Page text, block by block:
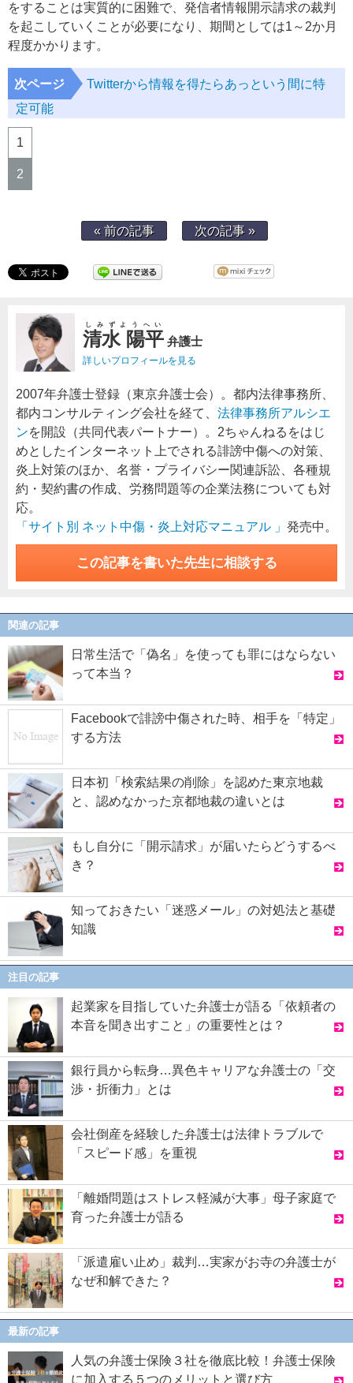
をすることは実質的に困難で、発信者情報開示請求の裁判
を起こしていくことが必要になり、期間としては1～2か月
程度かかります。
次ページ
Twitterから情報を得たらあっという間に特
定可能
1
2
« 前の記事 次の記事 »
清水 陽平
しみずようへい
弁護士
詳しいプロフィールを見る
2007年弁護士登録（東京弁護士会）。都内法律事務所、
都内コンサルティング会社を経て、 法律事務所アルシエ
ンを開設（共同代表パートナー）。2ちゃんねるをはじ
めとしたインターネット上でされる誹謗中傷への対策、
炎上対策のほか、名誉・プライバシー関連訴訟、各種規
約・契約書の作成、労務問題等の企業法務についても対
応。
「サイト別 ネット中傷・炎上対応マニュアル 」 発売中。
この記事を書いた先生に相談する
関連の記事
日常生活で「偽名」を使っても罪にはならない
って本当？
Facebookで誹謗中傷された時、相手を「特定」
する方法
日本初「検索結果の削除」を認めた東京地裁
と、認めなかった京都地裁の違いとは
もし自分に「開示請求」が届いたらどうするべ
き？
知っておきたい「迷惑メール」の対処法と基礎
知識
注目の記事
起業家を目指していた弁護士が語る「依頼者の
本音を聞き出すこと」の重要性とは？
銀行員から転身…異色キャリアな弁護士の「交
渉・折衝力」とは
会社倒産を経験した弁護士は法律トラブルで
「スピード感」を重視
「離婚問題はストレス軽減が大事」母子家庭で
育った弁護士が語る
「派遣雇い止め」裁判…実家がお寺の弁護士が
なぜ和解できた？
最新の記事
人気の弁護士保険３社を徹底比較！弁護士保険
に加入する５つのメリットと選び方